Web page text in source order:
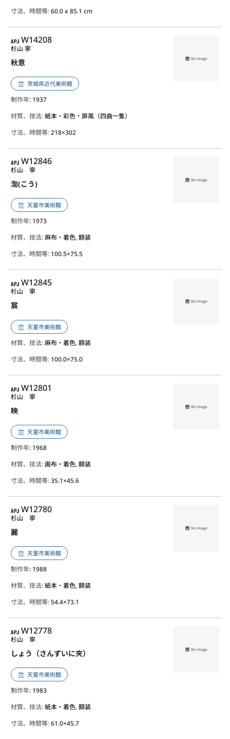
寸法、時間等:60.0 x 85.1 cm
APJ
W14208
秋意
杉山 寧
茨城県近代美術館
制作年: 1937
材質、技法:紙本・彩色・屏風（四曲一隻）
寸法、時間等:218×302
APJ
W12846
渹(こう)
杉山 寧
天童市美術館
制作年: 1973
材質、技法:麻布・着色, 額装
寸法、時間等: 100.5×75.5
APJ
W12845
宸
杉山 寧
天童市美術館
材質、技法:麻布・着色, 額装
寸法、時間等: 100.0×75.0
APJ
W12801
映
杉山 寧
天童市美術館
制作年: 1968
材質、技法:画布・着色, 額装
寸法、時間等:35.1×45.6
APJ
W12780
麗
杉山 寧
天童市美術館
制作年: 1988
材質、技法:紙本・着色, 額装
寸法、時間等:54.4×73.1
APJ
W12778
しょう（さんずいに夾）
杉山 寧
天童市美術館
制作年: 1983
材質、技法:紙本・着色, 額装
寸法、時間等:61.0×45.7